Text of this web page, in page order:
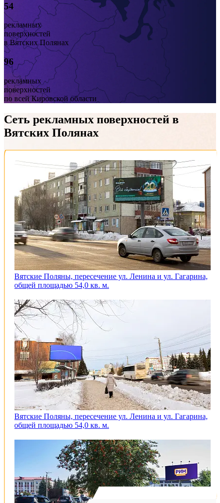
54
рекламных
поверхностей
в Вятских Полянах
96
рекламных
поверхностей
по всей Кировской области
Сеть рекламных поверхностей в
Вятских Полянах
Вятские Поляны, пересечение ул. Ленина и ул. Гагарина,
общей площадью 54,0 кв. м.
Вятские Поляны, пересечение ул. Ленина и ул. Гагарина,
общей площадью 54,0 кв. м.